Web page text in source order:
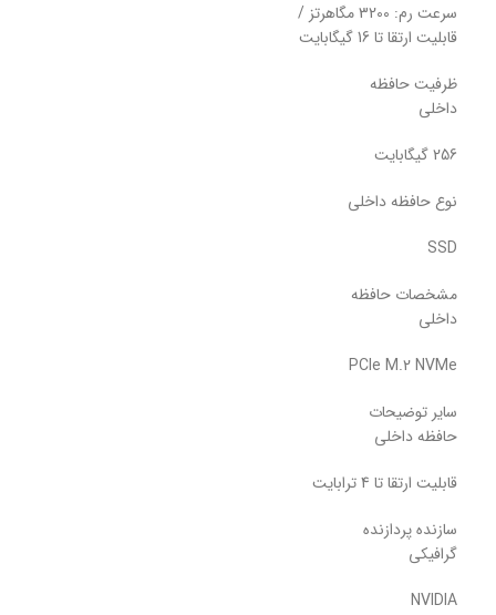
سرعت رم: 3200 مگاهرتز /
قابلیت ارتقا تا 16 گیگابایت
ظرفیت حافظه
داخلی
256 گیگابایت
نوع حافظه داخلی
SSD
مشخصات حافظه
داخلی
PCIe M.2 NVMe
سایر توضیحات
حافظه داخلی
قابلیت ارتقا تا 4 ترابایت
سازنده پردازنده
گرافیکی
NVIDIA